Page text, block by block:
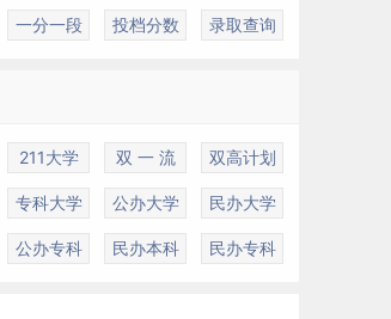
一分一段 投档分数 录取查询
211大学 双 一 流 双高计划
专科大学 公办大学 民办大学
公办专科 民办本科 民办专科